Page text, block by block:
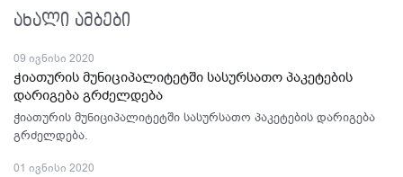
ᲑᲘᲣᲯᲔᲢᲘ
ახალი ამბები
09 ივნისი 2020
ჭიათურის მუნიციპალიტეტში სასურსათო პაკეტების
დარიგება გრძელდება
ჭიათურის მუნიციპალიტეტში სასურსათო პაკეტების დარიგება
გრძელდება.
01 ივნისი 2020